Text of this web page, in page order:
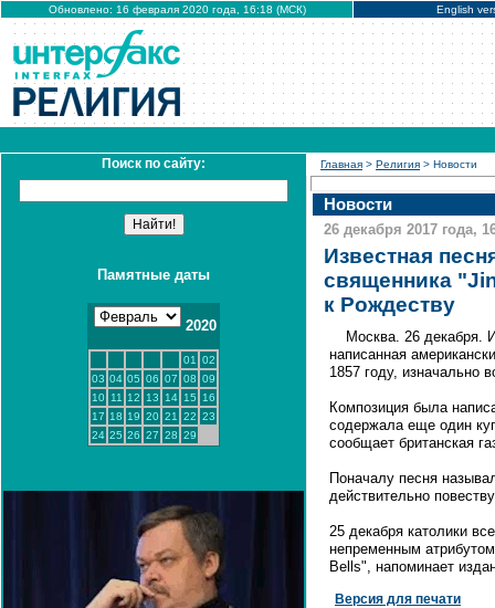
Обновлено: 16 февраля 2020 года, 16:18 (МСК) English
Поиск по сайту:
Памятные даты
2020
01
02
03 04 05 06 07 08 09
10
11 12 13 14 15
16
17 18 19 20 21 22 23
24 25 26 27 28 29
Главная > Религия > Новости
Новости
26 декабря 2017 года,
Известная
священника
к Рождеству
Москва. 26
написанная
1857 году, изначально
Композиция была
содержала еще один
сообщает британская
Поначалу песня
действительно
25 декабря католики
непременным
Bells", напоминает
Версия для печати